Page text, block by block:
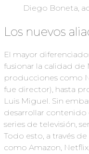
Diego Boneta,
Los nuevos
El mayor
fusionar la calidad de
producciones como
fue director), hasta
Luis Miguel. Sin
desarrollar
series de televisión,
Todo esto, a través de
como Amazon,